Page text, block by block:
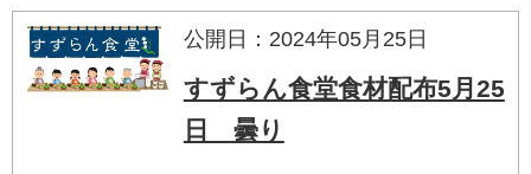
公開日：2024年05月25日
すずらん食堂食材配布5月25
日 曇り